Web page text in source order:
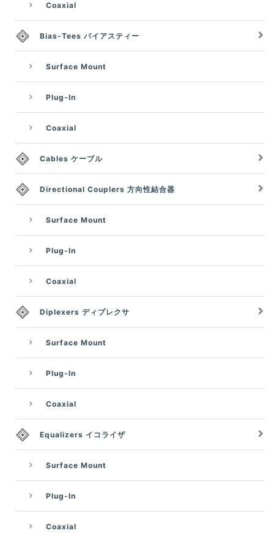
Coaxial
Bias-Tees バイアスティー
Surface Mount
Plug-In
Coaxial
Cables ケーブル
Directional Couplers 方向性結合器
Surface Mount
Plug-In
Coaxial
Diplexers ディプレクサ
Surface Mount
Plug-In
Coaxial
Equalizers イコライザ
Surface Mount
Plug-In
Coaxial